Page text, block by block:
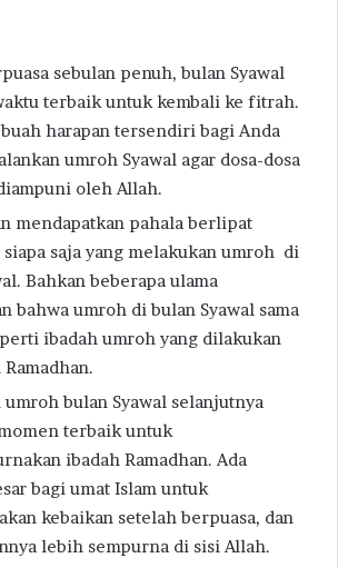
sebulan penuh, bulan Syawal
terbaik untuk kembali ke fitrah.
harapan tersendiri bagi Anda
umroh Syawal agar dosa-dosa
oleh Allah.
mendapatkan pahala berlipat
siapa saja yang melakukan umroh di
Bahkan beberapa ulama
bahwa umroh di bulan Syawal sama
ibadah umroh yang dilakukan
umroh bulan Syawal selanjutnya
terbaik untuk
ibadah Ramadhan. Ada
bagi umat Islam untuk
kebaikan setelah berpuasa, dan
lebih sempurna di sisi Allah.